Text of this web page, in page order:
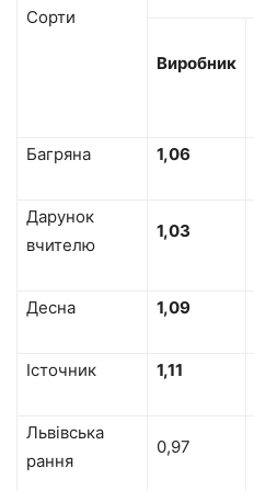
Сорти
Виробник
Багряна 1,06
Дарунок
вчителю
1,03
Десна 1,09
Істочник 1,11
Львівська
рання
0,97